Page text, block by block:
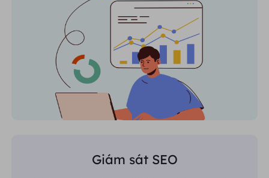
Giám sát SEO